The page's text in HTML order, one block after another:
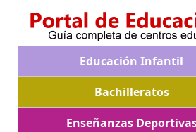
Educación Infantil
Bachilleratos
Enseñanzas